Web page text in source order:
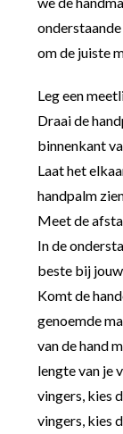
om de juiste
Leg een
Draai de
binnenkant
Laat het
handpalm
Meet de
In de
beste bij
Komt de
genoemde
van de hand
lengte van je
vingers, kies
vingers, kies